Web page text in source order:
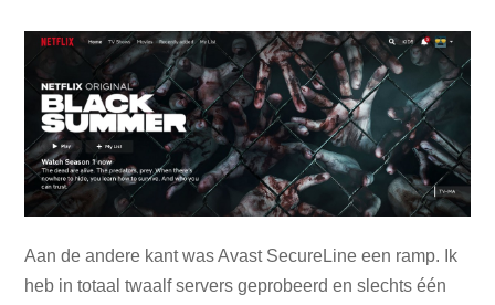
Aan de andere kant was Avast SecureLine een ramp. Ik
heb in totaal twaalf servers geprobeerd en slechts één